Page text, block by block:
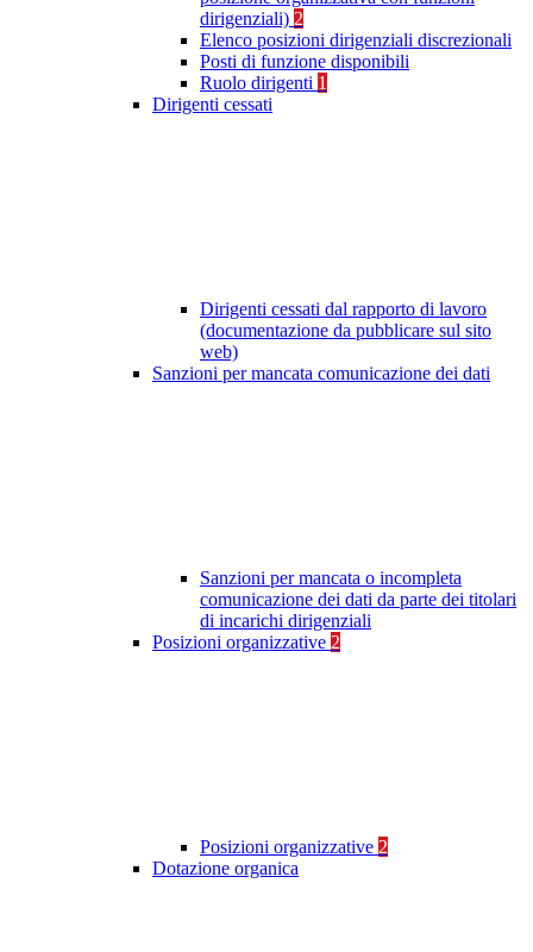
dirigenziali) 2
Elenco posizioni dirigenziali discrezionali
Posti di funzione disponibili
Ruolo dirigenti 1
Dirigenti cessati
Dirigenti cessati dal rapporto di lavoro
(documentazione da pubblicare sul sito
web)
Sanzioni per mancata comunicazione dei dati
Sanzioni per mancata o incompleta
comunicazione dei dati da parte dei titolari
di incarichi dirigenziali
Posizioni organizzative 2
Posizioni organizzative 2
Dotazione organica